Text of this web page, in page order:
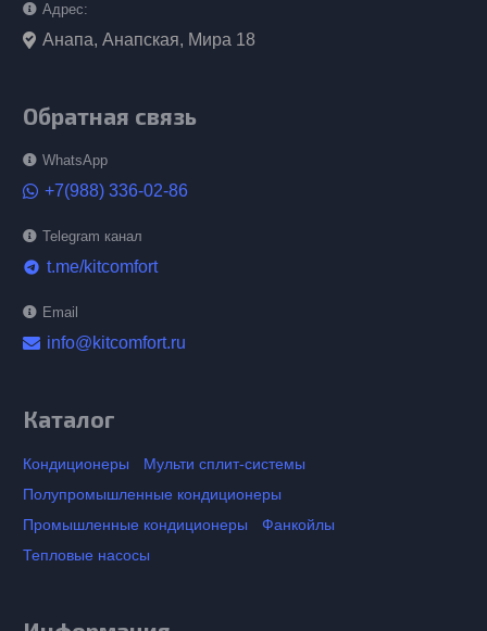
Адрес:
Анапа, Анапская, Мира 18
Обратная связь
WhatsApp
+7(988) 336-02-86
Telegram канал
telegram t.me/kitcomfort
Email
info@kitcomfort.ru
Каталог
Кондиционеры
Мульти сплит-системы
Полупромышленные кондиционеры
Промышленные кондиционеры
Фанкойлы
Тепловые насосы